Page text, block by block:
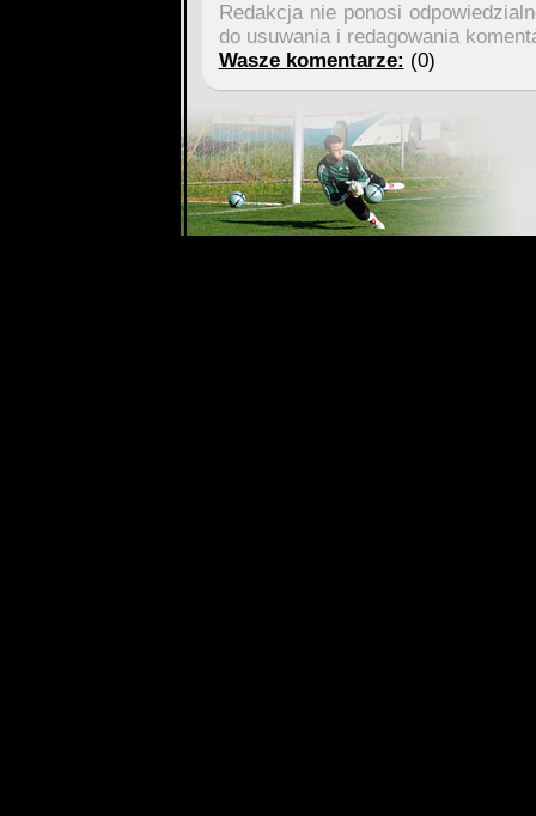
Redakcja nie ponosi
do usuwania i redagowania
Wasze komentarze: (0)